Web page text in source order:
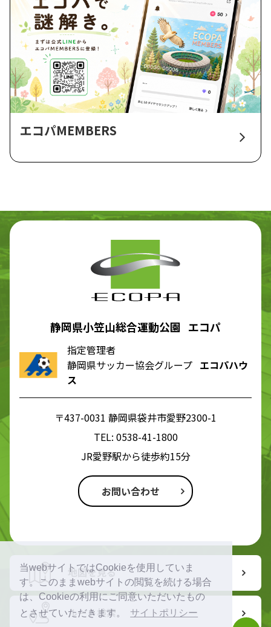
当webサイトではCookieを使用していま
す。このままwebサイトの閲覧を続ける場合
は、Cookieの利用にご同意いただいたもの
とさせていただきます。
サイトポリシー
エコパMEMBERS
静岡県小笠山総合運動公園 エコパ
指定管理者
静岡県サッカー協会グループ エコパハウ
ス
〒437-0031 静岡県袋井市愛野2300-1
TEL: 0538-41-1800
JR愛野駅から徒歩約15分
お問い合わせ
地図を見る
ルート検索